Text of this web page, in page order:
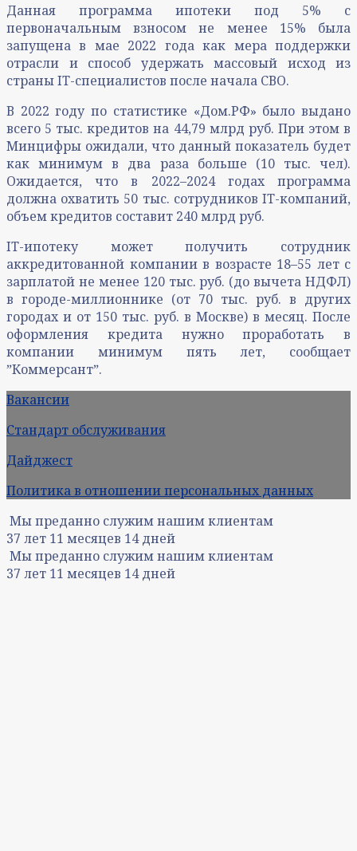
Данная программа ипотеки под 5% с
первоначальным взносом не менее 15% была
запущена в мае 2022 года как мера поддержки
отрасли и способ удержать массовый исход из
страны IT-специалистов после начала СВО.
В 2022 году по статистике «Дом.РФ» было выдано
всего 5 тыс. кредитов на 44,79 млрд руб. При этом в
Минцифры ожидали, что данный показатель будет
как минимум в два раза больше (10 тыс. чел).
Ожидается, что в 2022–2024 годах программа
должна охватить 50 тыс. сотрудников IT-компаний,
объем кредитов составит 240 млрд руб.
IT-ипотеку может получить сотрудник
аккредитованной компании в возрасте 18–55 лет с
зарплатой не менее 120 тыс. руб. (до вычета НДФЛ)
в городе-миллионнике (от 70 тыс. руб. в других
городах и от 150 тыс. руб. в Москве) в месяц. После
оформления кредита нужно проработать в
компании минимум пять лет, сообщает
ˮКоммерсантˮ.
Вакансии
Стандарт обслуживания
Дайджест
Политика в отношении персональных данных
Мы преданно служим нашим клиентам
37 лет 11 месяцев 14дней
Мы преданно служим нашим клиентам
37 лет 11 месяцев 14дней